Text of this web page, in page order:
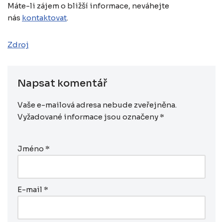
Máte-li zájem o bližší informace, neváhejte
nás kontaktovat.
Zdroj
Napsat komentář
Vaše e-mailová adresa nebude zveřejněna.
Vyžadované informace jsou označeny *
Jméno *
E-mail *